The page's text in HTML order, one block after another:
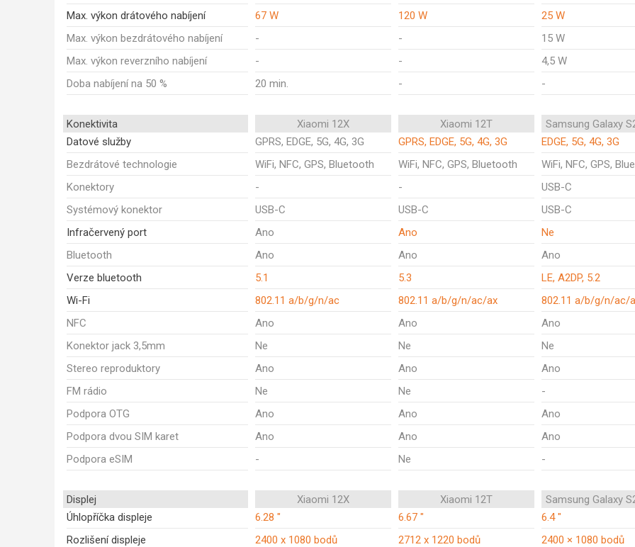
Max. výkon drátového nabíjení
67 W 120 W
25 W
Max. výkon bezdrátového nabíjení
- -
15 W
Max. výkon reverzního nabíjení
- -
4,5 W
Doba nabíjení na 50 %
20 min. - -
Konektivita Xiaomi 12X Xiaomi 12T
Samsung Galaxy
Datové služby
GPRS, EDGE, 5G, 4G, 3G GPRS, EDGE, 5G, 4G, 3G
EDGE, 5G, 4G, 3G
Bezdrátové technologie
WiFi, NFC, GPS, Bluetooth WiFi, NFC, GPS, Bluetooth
WiFi, NFC, GPS,
Konektory
- -
USB-C
Systémový konektor
USB-C USB-C
USB-C
Infračervený port
Ano Ano
Ne
Bluetooth
Ano Ano
Ano
Verze bluetooth
5.1 5.3
LE, A2DP, 5.2
Wi-Fi
802.11 a/b/g/n/ac 802.11 a/b/g/n/ac/ax
802.11 a/b/g/n/ac/
NFC
Ano Ano
Ano
Konektor jack 3,5mm
Ne Ne
Ne
Stereo reproduktory
Ano Ano
Ano
FM rádio
Ne Ne
-
Podpora OTG
Ano Ano
Ano
Podpora dvou SIM karet
Ano Ano
Ano
Podpora eSIM
- Ne -
Displej Xiaomi 12X Xiaomi 12T
Samsung Galaxy
Úhlopříčka displeje
6.28 " 6.67 "
6.4 "
Rozlišení displeje
2400 x 1080 bodů 2712 x 1220 bodů
2400 × 1080 bodů